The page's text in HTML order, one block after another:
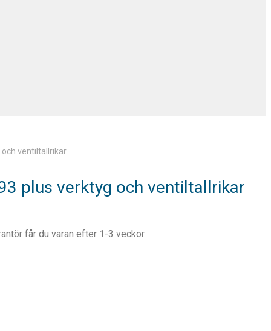
ventiltallrikar
plus verktyg och ventiltallrikar
får du varan efter 1-3 veckor.